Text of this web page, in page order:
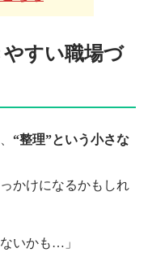
すい職場づ
“整理”という小さな
かけになるかもしれ
いかも…」